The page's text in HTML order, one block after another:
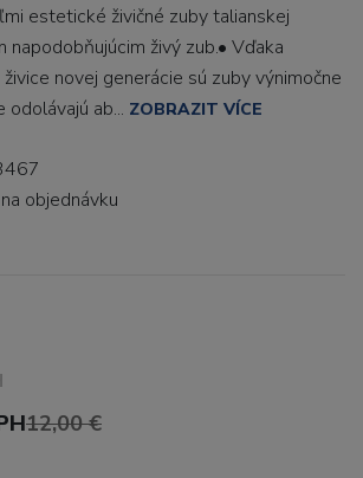
estetické živičné zuby talianskej
živý zub.• Vďaka
novej generácie sú zuby výnimočne
ab... ZOBRAZIT VÍCE
na objednávku
12,00 €